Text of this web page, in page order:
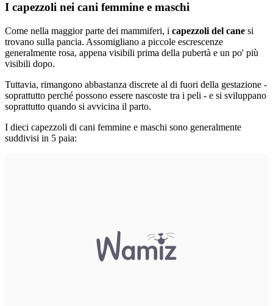
I capezzoli nei cani femmine e maschi
Come nella maggior parte dei mammiferi, i capezzoli del cane si
trovano sulla pancia. Assomigliano a piccole escrescenze
generalmente rosa, appena visibili prima della pubertà e un po' più
visibili dopo.
Tuttavia, rimangono abbastanza discrete al di fuori della gestazione -
soprattutto perché possono essere nascoste tra i peli - e si sviluppano
soprattutto quando si avvicina il parto.
I dieci capezzoli di cani femmine e maschi sono generalmente
suddivisi in 5 paia: